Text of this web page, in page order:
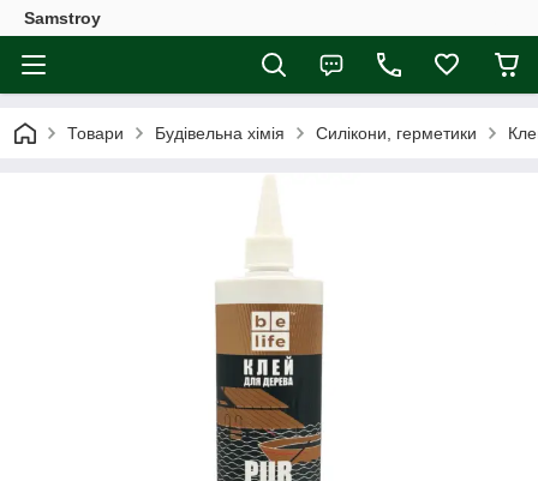
Samstroy
Товари Будівельна хімія Силікони, герметики